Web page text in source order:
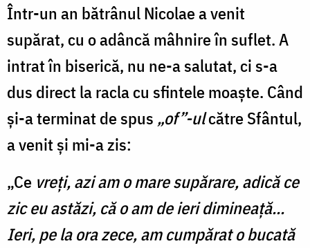
Într-un an bătrânul Nicolae a venit
supărat, cu o adâncă mâhnire în suflet. A
intrat în biserică, nu ne-a salutat, ci s-a
dus direct la racla cu sfintele moaşte. Când
şi-a terminat de spus „of”-ulcătre Sfântul,
a venit şi mi-a zis:
„Ce vreţi, azi am o mare supărare, adică ce
zic eu astăzi, că o am de ieri dimineaţă...
Ieri, pe la ora zece, am cumpărat o bucată